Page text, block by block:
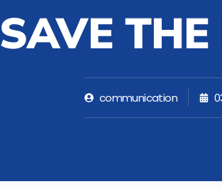
SAVE THE
communication